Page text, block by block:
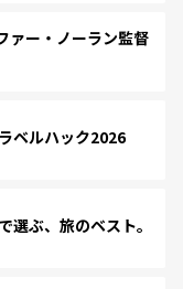
ァー・ノーラン監督
ベルハック2026
ぶ、旅のベスト。